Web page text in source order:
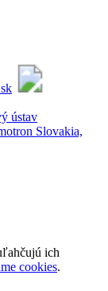
ústav
Slovakia,
ich
cookies.